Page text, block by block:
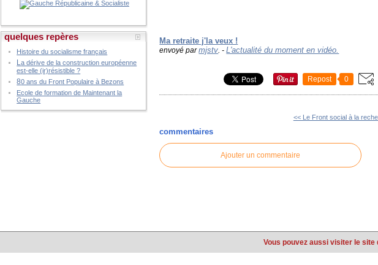
quelques repères
Histoire du socialisme français
La dérive de la construction européenne
est-elle (ir)résistible ?
80 ans du Front Populaire à Bezons
Ecole de formation de Maintenant la
Gauche
Ma retraite j'la veux !
envoyé parmjstv . -L'actualité du moment en vidéo.
Repost 0
<< Le Front social à la
commentaires
Ajouter un commentaire
Vous pouvez aussi visiter le site